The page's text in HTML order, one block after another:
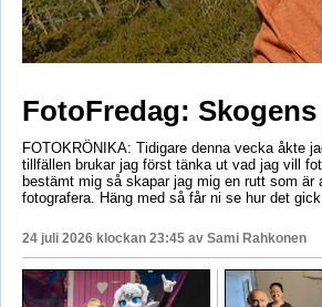
FotoFredag:
FOTOKRÖNIKA: Tidigare denna vecka åkte
tillfällen brukar jag först tänka ut vad jag vill
bestämt mig så skapar jag mig en rutt som
fotografera. Häng med så får ni se hur det
24 juli 2026 klockan 23:45 av Sami Rahkonen